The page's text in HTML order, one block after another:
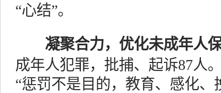
“心结”。
凝聚合力，优化未成年人
成年人犯罪，批捕、起诉87人
“惩罚不是目的，教育、感化